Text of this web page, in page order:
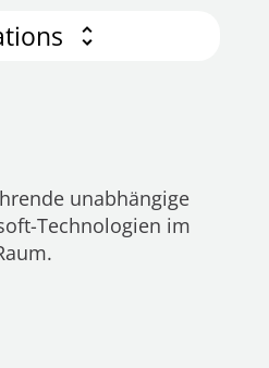
unabhängige
Technologien im